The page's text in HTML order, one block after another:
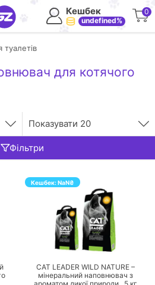
Кешбек
undefined%
0
туалетів
для котячого
Показувати 20
Фільтри
Кешбек:NaN₴
ПЕРЕЙТИ
CAT LEADER WILD NATURE –
мінеральний наповнювач з